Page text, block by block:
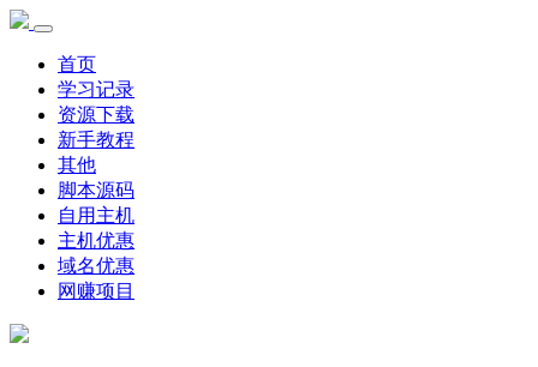
首页
学习记录
资源下载
新手教程
其他
脚本源码
自用主机
主机优惠
域名优惠
网赚项目